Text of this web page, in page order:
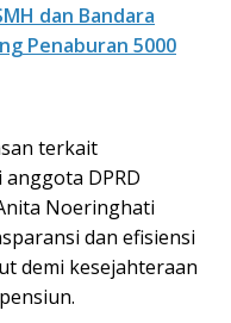
dan Bandara
Penaburan 5000
terkait
DPRD
Noeringhati
dan efisiensi
demi kesejahteraan